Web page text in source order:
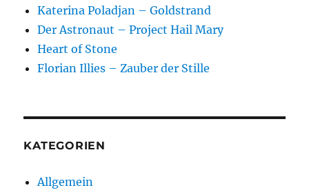
Katerina Poladjan – Goldstrand
Der Astronaut – Project Hail Mary
Heart of Stone
Florian Illies – Zauber der Stille
KATEGORIEN
Allgemein